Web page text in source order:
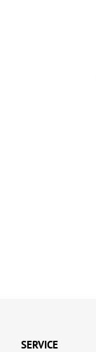
SERVICE